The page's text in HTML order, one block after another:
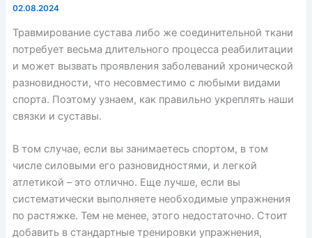
02.08.2024
Травмирование сустава либо же соединительной ткани
потребует весьма длительного процесса реабилитации
и может вызвать проявления заболеваний хронической
разновидности, что несовместимо с любыми видами
спорта. Поэтому узнаем, как правильно укреплять наши
связки и суставы.
В том случае, если вы занимаетесь спортом, в том
числе силовыми его разновидностями, и легкой
атлетикой – это отлично. Еще лучше, если вы
систематически выполняете необходимые упражнения
по растяжке. Тем не менее, этого недостаточно. Стоит
добавить в стандартные тренировки упражнения,